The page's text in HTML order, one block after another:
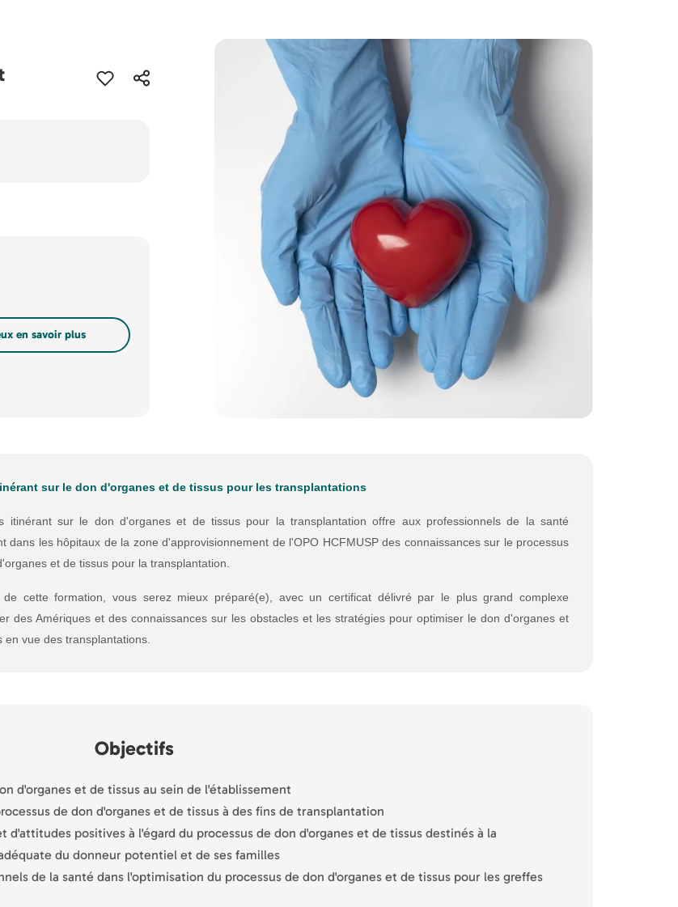
en savoir plus
sur le don d'organes et de tissus pour les transplantations
itinérant sur le don d'organes et de tissus pour la transplantation offre aux professionnels de la santé
dans les hôpitaux de la zone d'approvisionnement de l'OPO HCFMUSP des connaissances sur le processus
et de tissus pour la transplantation.
cette formation, vous serez mieux préparé(e), avec un certificat délivré par le plus grand complexe
des Amériques et des connaissances sur les obstacles et les stratégies pour optimiser le don d'organes et
en vue des transplantations.
Objectifs
d'organes et de tissus au sein de l'établissement
de don d'organes et de tissus à des fins de transplantation
positives à l'égard du processus de don d'organes et de tissus destinés à la
du donneur potentiel et de ses familles
de la santé dans l'optimisation du processus de don d'organes et de tissus pour les greffes